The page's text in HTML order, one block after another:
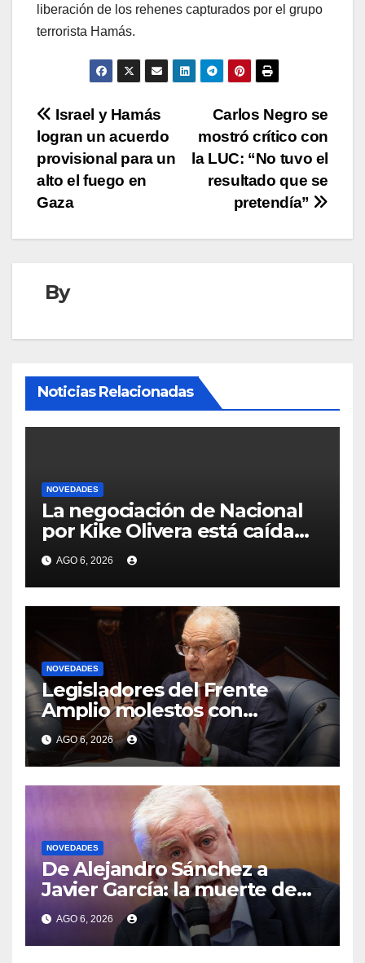
liberación de los rehenes capturados por el grupo
terrorista Hamás.
Navegación
de
entradas
Carlos Negro se
mostró crítico con
la LUC: “No tuvo el
resultado que se
pretendía”
Israel y Hamás
logran un acuerdo
provisional para un
alto el fuego en
Gaza
By
Noticias Relacionadas
NOVEDADES
La negociación de Nacional
por Kike Olivera está caída
por diferencias con Gremio,
club con el se recompuso el
vínculo luego de molestias
en los gaúchos
AGO 6, 2026
NOVEDADES
Legisladores del Frente
Amplio molestos con
Lubetkin por negar que
Estados Unidos hubiera
enviado propuesta sobre
deportaciones
AGO 6, 2026
NOVEDADES
De Alejandro Sánchez a
Javier García: la muerte de
Gabriel Rossi generó una ola
de mensajes de despedida
desde el sistema político
AGO 6, 2026